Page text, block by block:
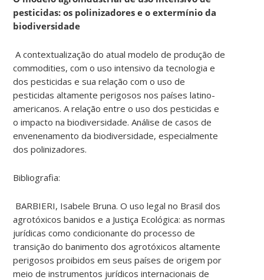
pesticidas: os polinizadores e o extermínio da
biodiversidade
A contextualização do atual modelo de produção de
commodities, com o uso intensivo da tecnologia e
dos pesticidas e sua relação com o uso de
pesticidas altamente perigosos nos países latino-
americanos. A relação entre o uso dos pesticidas e
o impacto na biodiversidade. Análise de casos de
envenenamento da biodiversidade, especialmente
dos polinizadores.
Bibliografia:
BARBIERI, Isabele Bruna. O uso legal no Brasil dos
agrotóxicos banidos e a Justiça Ecológica: as normas
jurídicas como condicionante do processo de
transição do banimento dos agrotóxicos altamente
perigosos proibidos em seus países de origem por
meio de instrumentos jurídicos internacionais de